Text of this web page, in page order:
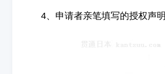
4、申请者亲笔填写的授权声明